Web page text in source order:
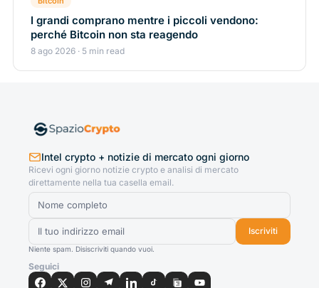
I grandi comprano mentre i piccoli vendono:
perché Bitcoin non sta reagendo
8 ago 2026 · 5 min read
Intel crypto + notizie di mercato ogni giorno
Ricevi ogni giorno notizie crypto e analisi di mercato
direttamente nella tua casella email.
Iscriviti
Niente spam. Disiscriviti quando vuoi.
Seguici